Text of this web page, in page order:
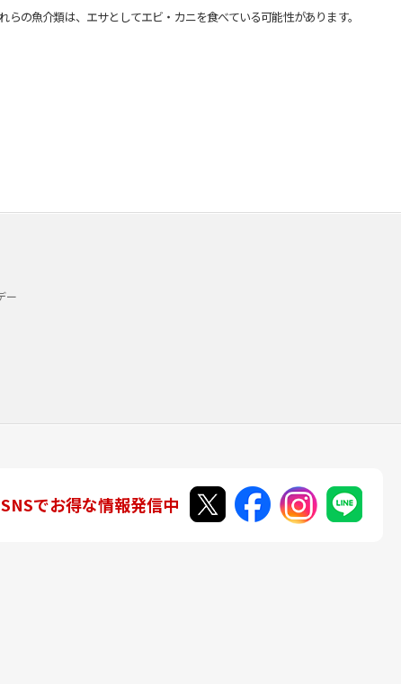
の魚介類は、エサとしてエビ・カニを食べている可能性があります。
ー
SNSでお得な情報発信中